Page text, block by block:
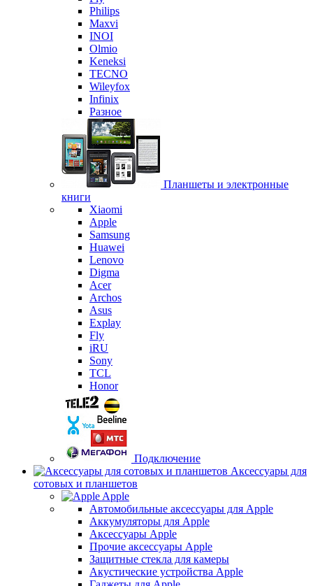
Philips
Maxvi
INOI
Olmio
Keneksi
TECNO
Wileyfox
Infinix
Разное
Планшеты и электронные
книги
Xiaomi
Apple
Samsung
Huawei
Lenovo
Digma
Acer
Archos
Asus
Explay
Fly
iRU
Sony
TCL
Honor
Подключение
Аксессуары для
сотовых и планшетов
Apple
Автомобильные аксессуары для Apple
Аккумуляторы для Apple
Аксессуары Apple
Прочие аксессуары Apple
Защитные стекла для камеры
Акустические устройства Apple